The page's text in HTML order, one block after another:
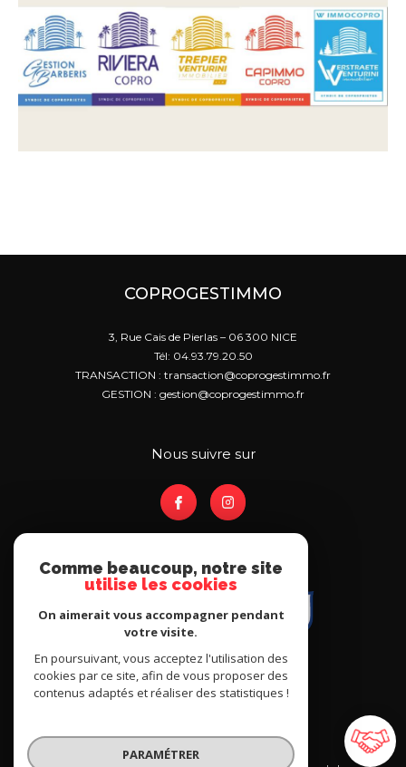
COPROGESTIMMO
Tél: 04.93.79.20.50
TRANSACTION : transaction@coprogestimmo.fr
GESTION : gestion@coprogestimmo.fr
3, Rue Cais de Pierlas – 06 300 NICE
nous suivre sur
Comme beaucoup, notre site
utilise les cookies
On aimerait vous accompagner pendant
votre visite.
En poursuivant, vous acceptez l'utilisation des
cookies par ce site, afin de vous proposer des
contenus adaptés et réaliser des statistiques !
PARAMÉTRER